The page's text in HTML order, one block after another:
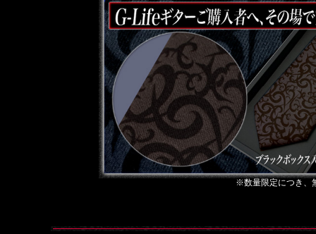
※数量限定につき、